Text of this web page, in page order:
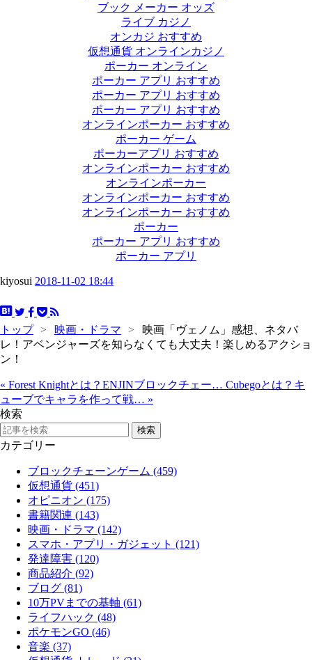
ブック メーカー オッズ
ライブ カジノ
オンカジ おすすめ
仮想通貨 オンラインカジノ
ポーカー オンライン
ポーカー アプリ おすすめ
ポーカー アプリ おすすめ
ポーカー アプリ おすすめ
オンラインポーカー おすすめ
ポーカー ゲーム
ポーカーアプリ おすすめ
オンラインポーカー おすすめ
オンラインポーカー
オンラインポーカー おすすめ
オンラインポーカー おすすめ
ポーカー
ポーカー アプリ おすすめ
ポーカー アプリ
kiyosui 2018-11-02 18:44
トップ > 映画・ドラマ >
映画「ヴェノム」感想、ネタバ
レ！アベンジャーズを知らなくても大丈夫！楽しめるアクショ
ン！
« Forest Knightとは？ENJINブロックチェー… Cubegoとは？キ
ューブでキャラを作って戦… »
検索
カテゴリー
ブロックチェーンゲーム (459)
仮想通貨 (451)
オピニオン (175)
書籍関連 (143)
映画・ドラマ (142)
スマホ・アプリ・ガジェット (121)
発達障害 (120)
商品紹介 (92)
ブログ (81)
10万PVまでの基軸 (61)
ライフハック (48)
ポケモンGO (46)
音楽 (37)